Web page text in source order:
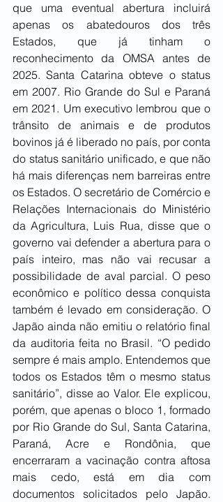
que uma eventual abertura incluirá
apenas os abatedouros dos três
Estados, que já tinham o
reconhecimento da OMSA antes de
2025. Santa Catarina obteve o status
em 2007. Rio Grande do Sul e Paraná
em 2021. Um executivo lembrou que o
trânsito de animais e de produtos
bovinos já é liberado no país, por conta
do status sanitário unificado, e que não
há mais diferenças nem barreiras entre
os Estados. O secretário de Comércio e
Relações Internacionais do Ministério
da Agricultura, Luis Rua, disse que o
governo vai defender a abertura para o
país inteiro, mas não vai recusar a
possibilidade de aval parcial. O peso
econômico e político dessa conquista
também é levado em consideração. O
Japão ainda não emitiu o relatório final
da auditoria feita no Brasil. “O pedido
sempre é mais amplo. Entendemos que
todos os Estados têm o mesmo status
sanitário”, disse ao Valor. Ele explicou,
porém, que apenas o bloco 1, formado
por Rio Grande do Sul, Santa Catarina,
Paraná, Acre e Rondônia, que
encerraram a vacinação contra aftosa
mais cedo, está em dia com
documentos solicitados pelo Japão.